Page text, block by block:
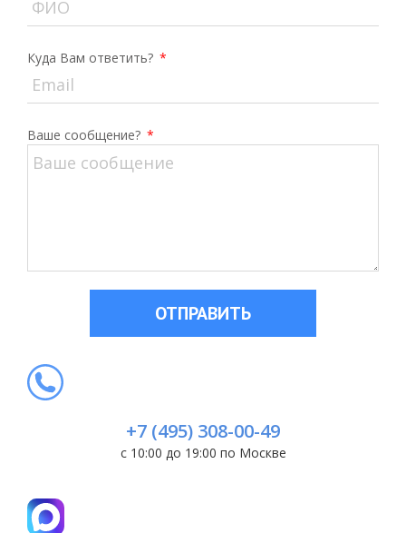
Куда Вам ответить? *
Ваше сообщение? *
ОТПРАВИТЬ
+7 (495) 308-00-49
с 10:00 до 19:00 по Москве